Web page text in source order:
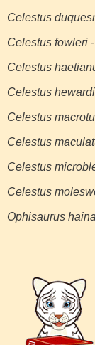
Celestus
Celestus fowleri
Celestus
Celestus hewardi
Celestus
Celestus
Celestus
Celestus
Ophisaurus